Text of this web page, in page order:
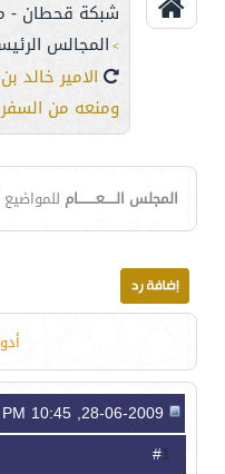
شبكة قحطان -
> المجالس
الامير خالد
ومنعه من السفر
المجلس الـــــعــــــــام
1